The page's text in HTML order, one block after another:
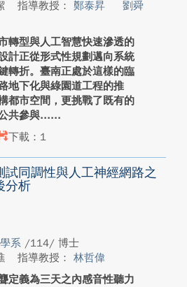
指導教授： 鄭泰昇
劉舜
轉型與人工智慧快速滲透的
計正從形式性規劃邁向系統
轉折。臺南正處於這樣的臨
下化與綠園道工程的推
都市空間，更挑戰了既有的
共參與...
下載：1
試同調性與人工神經網路之
分析
系 /114/ 博士
指導教授： 林哲偉
定義為三天之內感音性聽力